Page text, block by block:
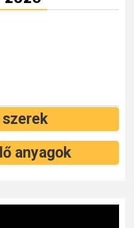
szerek
anyagok